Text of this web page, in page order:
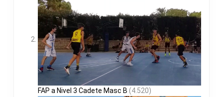
FAP a Nivel 3 Cadete Masc B (4.520)